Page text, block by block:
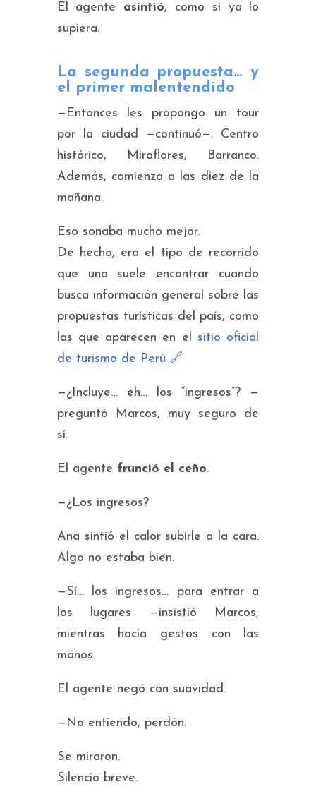
El agente asintió, como si ya lo
supiera.
La segunda propuesta… y
el primer malentendido
—Entonces les propongo un tour
por la ciudad —continuó—. Centro
histórico, Miraflores, Barranco.
Además, comienza a las diez de la
mañana.
Eso sonaba mucho mejor.
De hecho, era el tipo de recorrido
que uno suele encontrar cuando
busca información general sobre las
propuestas turísticas del país, como
las que aparecen en elsitio oficial
de turismo de Perú 🔗
—¿Incluye… eh… los “ingresos”? —
preguntó Marcos, muy seguro de
sí.
El agente frunció el ceño.
—¿Los ingresos?
Ana sintió el calor subirle a la cara.
Algo no estaba bien.
—Sí… los ingresos… para entrar a
los lugares —insistió Marcos,
mientras hacía gestos con las
manos.
El agente negó con suavidad.
—No entiendo, perdón.
Se miraron.
Silencio breve.